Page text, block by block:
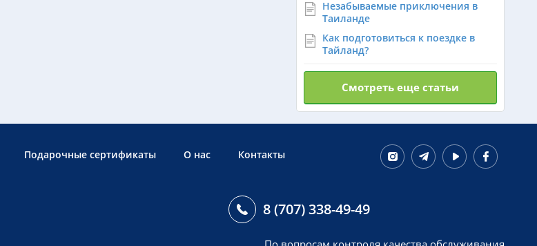
Незабываемые приключения в
Таиланде
Как подготовиться к поездке в
Тайланд?
Смотреть еще статьи
Подарочные сертификаты О нас Контакты
8 (707) 338-49-49